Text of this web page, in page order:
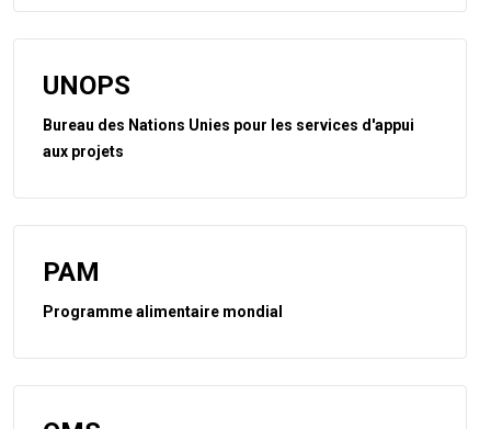
UNOPS
Bureau des Nations Unies pour les services d'appui
aux projets
PAM
Programme alimentaire mondial